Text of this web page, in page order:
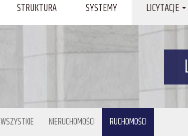
STRUKTURA SYSTEMY LICYTACJE
WSZYSTKIE NIERUCHOMOŚCI RUCHOMOŚCI